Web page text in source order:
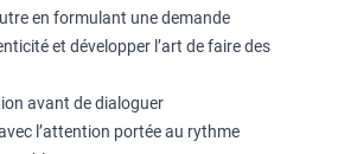
en formulant une demande
et développer l’art de faire des
avant de dialoguer
l’attention portée au rythme